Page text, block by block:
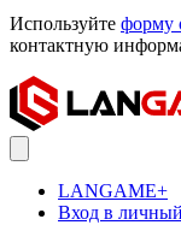
Используйте форму
контактную
LANGAME+
Вход в